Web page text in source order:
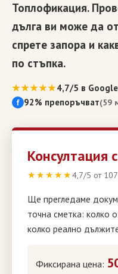
Топлофикация.
дълга ви може да
спрете запора и
по стъпка.
★★★★★4,7/5 в Google
f 92% препоръчват(59
Консултация
★★★★★4,7/5 от
Ще прегледаме
точна сметка: колко
колко реално
Фиксирана цена: